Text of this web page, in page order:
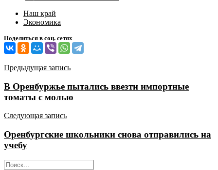
Наш край
Экономика
Поделиться в соц. сетях
Навигация
по
записям
Предыдущая запись
В Оренбуржье пытались ввезти импортные
томаты с молью
Следующая запись
Оренбургские школьники снова отправились на
учебу
Найти: